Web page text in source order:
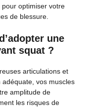
pour optimiser votre
de blessure.
une
squat ?
articulations et
vos muscles
amplitude de
les risques de